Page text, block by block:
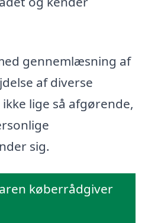
gennemlæsning af
af diverse
lige så afgørende,
sig.
køberrådgiver